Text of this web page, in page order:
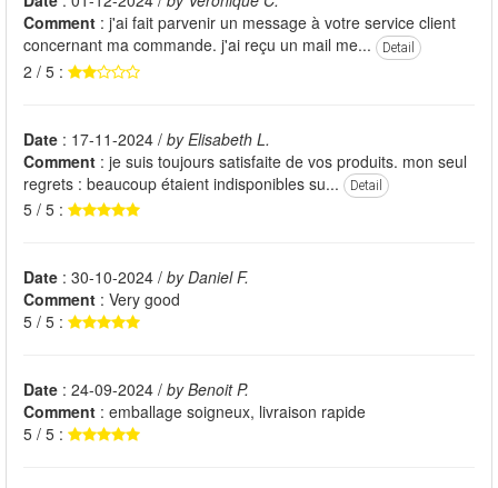
Comment : j'ai fait parvenir un message à votre service client
concernant ma commande. j'ai reçu un mail me...
Detail
2 / 5 :
Date : 17-11-2024 / by Elisabeth L.
Comment : je suis toujours satisfaite de vos produits. mon seul
regrets : beaucoup étaient indisponibles su...
Detail
5 / 5 :
Date : 30-10-2024 / by Daniel F.
Comment : Very good
5 / 5 :
Date : 24-09-2024 / by Benoit P.
Comment : emballage soigneux, livraison rapide
5 / 5 :